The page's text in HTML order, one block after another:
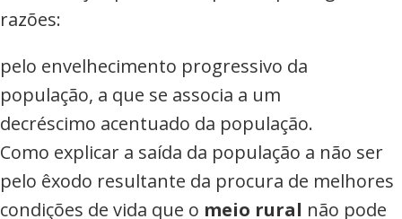
razões:
pelo envelhecimento progressivo da
população, a que se associa a um
decréscimo acentuado da população.
Como explicar a saída da população a não ser
pelo êxodo resultante da procura de melhores
condições de vida que o meio rural não pode